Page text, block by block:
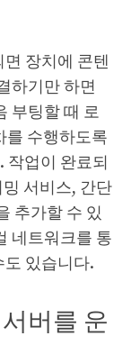
장치에 콘텐
하기만 하면
부팅할 때 로
를 수행하도록
작업이 완료되
서비스, 간단
추가할 수 있
네트워크를 통
있습니다.
버를 운